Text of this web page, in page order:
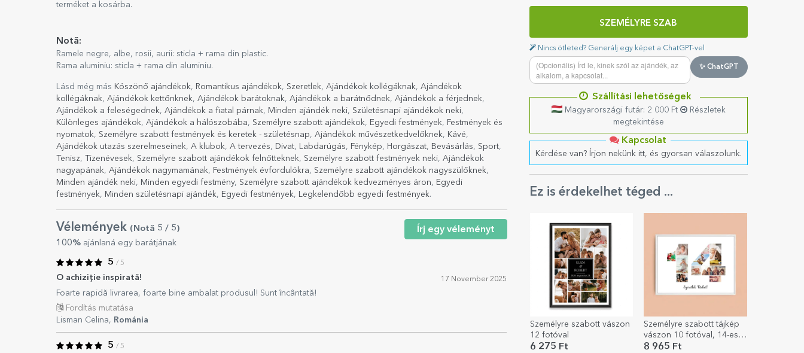
SZEMÉLYRE SZAB
Nincs ötleted? Generálj egy képet a ChatGPT-vel
✨ ChatGPT
Szállítási lehetőségek
Magyarországi futár: 2 000 Ft
Részletek
megtekintése
Kapcsolat
Kérdése van? Írjon nekünk itt, és gyorsan válaszolunk.
Ez is érdekelhet téged ...
Személyre szabott vászon
12 fotóval
6 275 Ft
Személyre szabott tájkép
vászon 10 fotóval, 14-es
modellszámmal és
8 965 Ft
terméket a kosárba.
Notă:
Ramele negre, albe, rosii, aurii: sticla + rama din plastic.
Rama aluminiu: sticla + rama din aluminiu.
Lásd még más Köszönő ajándékok, Romantikus ajándékok, Szeretlek, Ajándékok kollégáknak, Ajándékok
kollégáknak, Ajándékok kettőnknek, Ajándékok barátoknak, Ajándékok a barátnődnek, Ajándékok a férjednek,
Ajándékok a feleségednek, Ajándékok a fiatal párnak, Minden ajándék neki, Születésnapi ajándékok neki,
Különleges ajándékok, Ajándékok a hálószobába, Személyre szabott ajándékok, Egyedi festmények, Festmények és
nyomatok, Személyre szabott festmények és keretek - születésnap, Ajándékok művészetkedvelőknek, Kávé,
Ajándékok utazás szerelmeseinek, A klubok, A tervezés, Divat, Labdarúgás, Fénykép, Horgászat, Bevásárlás, Sport,
Tenisz, Tizenévesek, Személyre szabott ajándékok felnőtteknek, Személyre szabott festmények neki, Ajándékok
nagyapának, Ajándékok nagymamának, Festmények évfordulókra, Személyre szabott ajándékok nagyszülőknek,
Minden ajándék neki, Minden egyedi festmény, Személyre szabott ajándékok kedvezményes áron, Egyedi
festmények, Minden születésnapi ajándék, Egyedi festmények, Legkelendőbb egyedi festmények.
Vélemények (Notă 5 / 5)
100% ajánlaná egy barátjának
Írj egy véleményt
5 / 5
O achiziție inspirată! 17 November 2025
Foarte rapidă livrarea, foarte bine ambalat produsul! Sunt încântată!
Fordítás mutatása
Lisman Celina, Románia
5 / 5